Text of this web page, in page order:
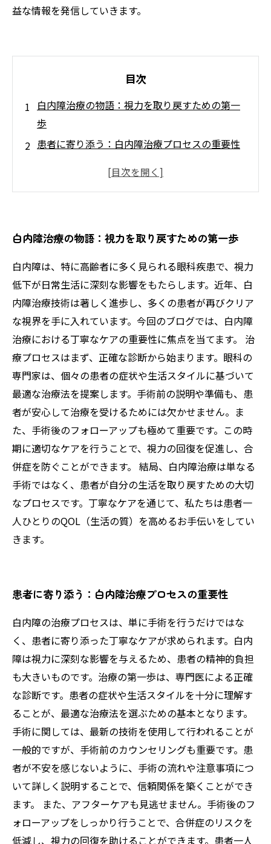
益な情報を発信していきます。
目次
白内障治療の物語：視力を取り戻すための第一
歩
患者に寄り添う：白内障治療プロセスの重要性
手術を超えて：白内障治療におけるアフターケ
家族も支える：白内障を抱える患者への応援
白内障を乗り越える：全ての患者に希望を与え
る物語
白内障治療の物語：視力を取り戻すための第一歩
白内障は、特に高齢者に多く見られる眼科疾患で、視力
低下が日常生活に深刻な影響をもたらします。近年、白
内障治療技術は著しく進歩し、多くの患者が再びクリア
な視界を手に入れています。今回のブログでは、白内障
治療における丁寧なケアの重要性に焦点を当てます。 治
療プロセスはまず、正確な診断から始まります。眼科の
専門家は、個々の患者の症状や生活スタイルに基づいて
最適な治療法を提案します。手術前の説明や準備も、患
者が安心して治療を受けるためには欠かせません。ま
た、手術後のフォローアップも極めて重要です。この時
期に適切なケアを行うことで、視力の回復を促進し、合
併症を防ぐことができます。 結局、白内障治療は単なる
手術ではなく、患者が自分の生活を取り戻すための大切
なプロセスです。丁寧なケアを通じて、私たちは患者一
人ひとりのQOL（生活の質）を高めるお手伝いをしてい
きます。
患者に寄り添う：白内障治療プロセスの重要性
白内障の治療プロセスは、単に手術を行うだけではな
く、患者に寄り添った丁寧なケアが求められます。白内
障は視力に深刻な影響を与えるため、患者の精神的負担
も大きいものです。治療の第一歩は、専門医による正確
な診断です。患者の症状や生活スタイルを十分に理解す
ることが、最適な治療法を選ぶための基本となります。
手術に関しては、最新の技術を使用して行われることが
一般的ですが、手術前のカウンセリングも重要です。患
者が不安を感じないように、手術の流れや注意事項につ
いて詳しく説明することで、信頼関係を築くことができ
ます。 また、アフターケアも見逃せません。手術後のフ
ォローアップをしっかり行うことで、合併症のリスクを
低減し、視力の回復を助けることができます。患者一人